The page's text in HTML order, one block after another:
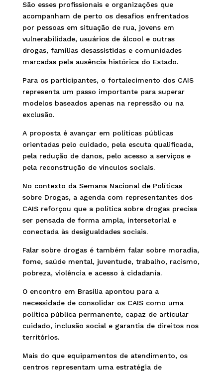
São esses profissionais e organizações que
acompanham de perto os desafios enfrentados
por pessoas em situação de rua, jovens em
vulnerabilidade, usuários de álcool e outras
drogas, famílias desassistidas e comunidades
marcadas pela ausência histórica do Estado.
Para os participantes, o fortalecimento dos CAIS
representa um passo importante para superar
modelos baseados apenas na repressão ou na
exclusão.
A proposta é avançar em políticas públicas
orientadas pelo cuidado, pela escuta qualificada,
pela redução de danos, pelo acesso a serviços e
pela reconstrução de vínculos sociais.
No contexto da Semana Nacional de Políticas
sobre Drogas, a agenda com representantes dos
CAIS reforçou que a política sobre drogas precisa
ser pensada de forma ampla, intersetorial e
conectada às desigualdades sociais.
Falar sobre drogas é também falar sobre moradia,
fome, saúde mental, juventude, trabalho, racismo,
pobreza, violência e acesso à cidadania.
O encontro em Brasília apontou para a
necessidade de consolidar os CAIS como uma
política pública permanente, capaz de articular
cuidado, inclusão social e garantia de direitos nos
territórios.
Mais do que equipamentos de atendimento, os
centros representam uma estratégia de